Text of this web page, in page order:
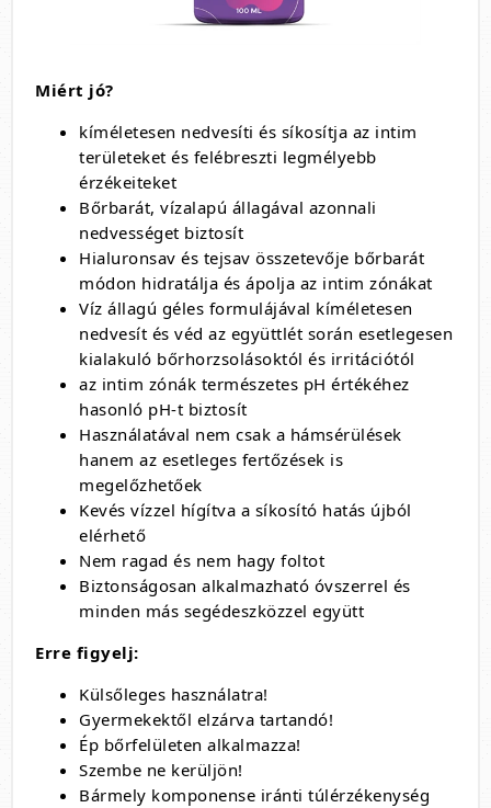
Miért jó?
kíméletesen nedvesíti és síkosítja az intim
területeket és felébreszti legmélyebb
érzékeiteket
Bőrbarát, vízalapú állagával azonnali
nedvességet biztosít
Hialuronsav és tejsav összetevője bőrbarát
módon hidratálja és ápolja az intim zónákat
Víz állagú géles formulájával kíméletesen
nedvesít és véd az együttlét során esetlegesen
kialakuló bőrhorzsolásoktól és irritációtól
az intim zónák természetes pH értékéhez
hasonló pH-t biztosít
Használatával nem csak a hámsérülések
hanem az esetleges fertőzések is
megelőzhetőek
Kevés vízzel hígítva a síkosító hatás újból
elérhető
Nem ragad és nem hagy foltot
Biztonságosan alkalmazható óvszerrel és
minden más segédeszközzel együtt
Erre figyelj:
Külsőleges használatra!
Gyermekektől elzárva tartandó!
Ép bőrfelületen alkalmazza!
Szembe ne kerüljön!
Bármely komponense iránti túlérzékenység